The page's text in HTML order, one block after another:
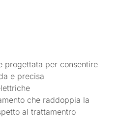
progettata per consentire
e precisa
che raddoppia la
al trattamentro